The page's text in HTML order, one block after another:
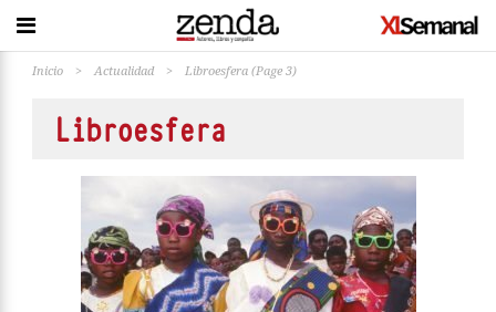
Inicio > Actualidad > Libroesfera (Page 3)
Libroesfera